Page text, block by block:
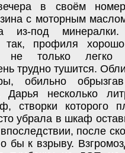
в своём
с моторным
под минералки.
так, профиля
не только легко
трудно тушится.
обильно
Дарья несколько
створки которого
убрала в шкаф
после
бы к взрыву.